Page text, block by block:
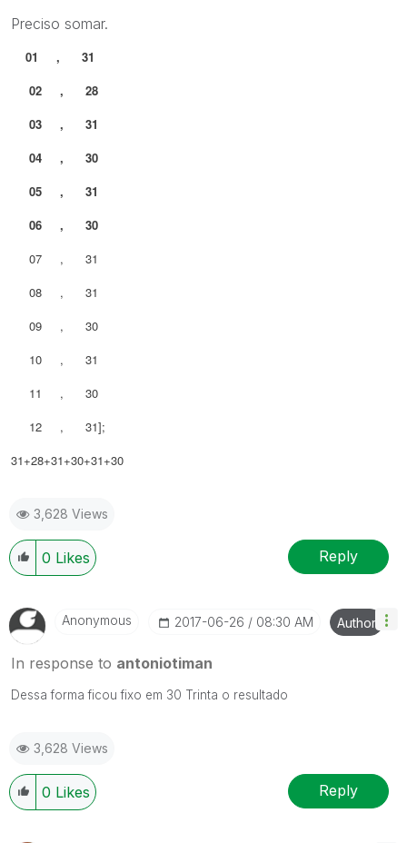
Preciso somar.
01 , 31
02 , 28
03 , 31
04 , 30
05 , 31
06 , 30
07 , 31
08 , 31
09 , 30
10 , 31
11 , 30
12 , 31];
31+28+31+30+31+30
3,628 Views
0 Likes Reply
Anonymous ‎2017-06-26 08:30 AM Author
In response to antoniotiman
Dessa forma ficou fixo em 30 Trinta o resultado
3,628 Views
0 Likes Reply